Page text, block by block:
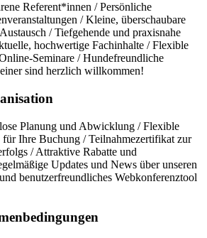
Referent*innen / Persönliche
/ Kleine, überschaubare
/ Tiefgehende und praxisnahe
hochwertige Fachinhalte / Flexible
Seminare / Hundefreundliche
sind herzlich willkommen!
Planung und Abwicklung / Flexible
Ihre Buchung / Teilnahmezertifikat zur
/ Attraktive Rabatte und
Updates und News über unseren
benutzerfreundliches Webkonferenztool